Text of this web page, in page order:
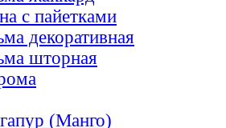
с пайетками
декоративная
шторная
(Манго)